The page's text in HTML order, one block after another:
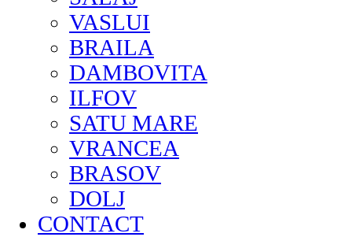
VASLUI
BRAILA
DAMBOVITA
ILFOV
SATU MARE
VRANCEA
BRASOV
DOLJ
CONTACT